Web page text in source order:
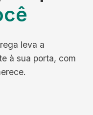
leva a
à sua porta, com